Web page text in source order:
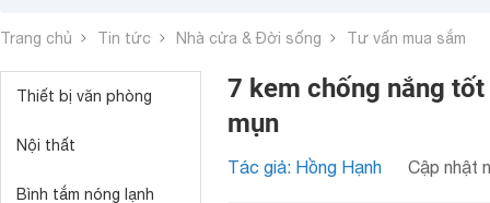
Trang chủ Tin tức Nhà cửa & Đời sống Tư vấn mua sắm
Thiết bị văn phòng
Nội thất
Bình tắm nóng lạnh
7 kem chống nắng
mụn
Tác giả: Hồng Hạnh Cập nhật